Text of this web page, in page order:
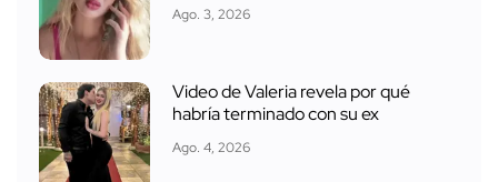
Ago. 3, 2026
Video de Valeria revela por qué
habría terminado con su ex
Ago. 4, 2026